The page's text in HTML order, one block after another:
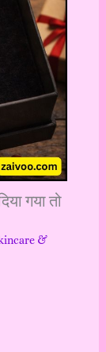
गया तो
&